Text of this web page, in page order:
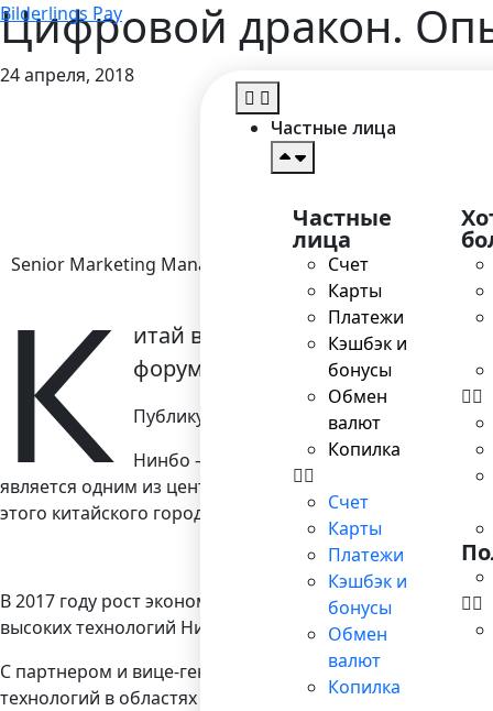
Bilderlings Pay
Частные лица
Частные
лица
Счет
Карты
Платежи
Кэшбэк и
бонусы
Обмен
валют
Копилка
Счет
Карты
Платежи
Кэшбэк и
бонусы
Обмен
валют
Копилка
Цифровой дракон.
24 апреля, 2018
Senior Marketing Manager
К
итай видит себя
форуме “Симпозиум
Публикуем наиболее интересные
Нинбо – город с более чем 7-
является одним из центров компетенции
этого китайского города в 2015 году составляла 255
В 2017 году рост экономики Нинбо составил 15%, что
высоких технологий Нинбо развиваются в
С партнером и вице-генеральным менеджером филиала
технологий в областях финансовых транзакций и